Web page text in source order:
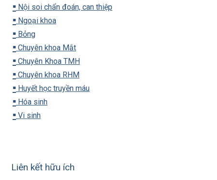
▪️ Nội soi chẩn đoán, can thiệp
▪️ Ngoại khoa
▪️ Bỏng
▪️ Chuyên khoa Mắt
▪️ Chuyên Khoa TMH
▪️ Chuyên khoa RHM
▪️ Huyết học truyền máu
▪️ Hóa sinh
▪️ Vi sinh
Liên kết hữu ích